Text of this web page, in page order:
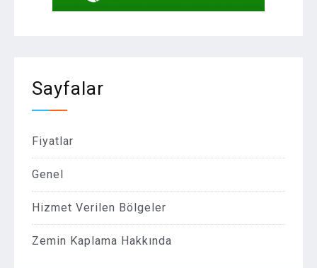
Sayfalar
Fiyatlar
Genel
Hizmet Verilen Bölgeler
Zemin Kaplama Hakkında